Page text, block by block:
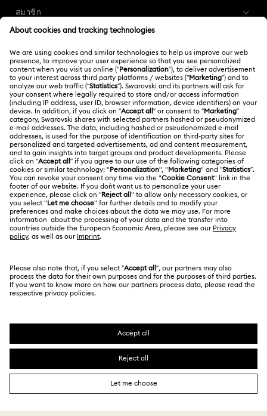
ยอดคงเหลือของบัตรของขวัญ
การส่งสินค้า
การส่งคืนและการเปลี่ยน
สถานะการซ่อม
ติดต่อเรา
คู่มือขนาด
ค้นหาร้านค้า
สมาชิก
Swarovski Club
Swarovski Crystal Society (SCS)
เกี่ยวกับเรา
เกี่ยวกับ Swarovski
งานและอาชีพ
Alumni Community
สำหรับมืออาชีพ
ไซต์แมป
Swarovski Created Diamonds
Kristallwelten
Code of Conduct & Policies
กฎหมาย
ข้อกำหนดการใช้งาน
ข้อกำหนดและเงื่อนไข
นโยบายด้านความเป็นส่วนตัว
ความยินยอมในการใช้คุกกี้
ข้อมูลเกี่ยวกับ REACH
ประเทศไทย
English
ไทย
SWAROVSKI and the SWAN logo are registered and
trademarks of Swarovski AG.